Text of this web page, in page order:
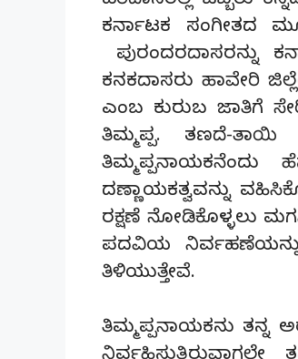
ಕರ್ನಾಟಕ ಸಂಗೀತದ
ಪುರಂದರದಾಸರನ್ನು
ಕನಕದಾಸರು ಹಾವೇರಿ
ಎಂಬ ಕುರುಬ ಜಾತಿಗೆ
ತಿಮ್ಮಪ್ಪ. ತಣದೆ-ತಾಯಿ
ದಣ್ಣಾಯಕತ್ವವನ್ನು
ರಕ್ಷಣೆ ನೋಡಿಕೊಳ್ಳಲು
ಪದವಿಯ ನಿರ್ವಹಣೆಯನ್ನು
ತಿಳಿಯುತ್ತೇವೆ.
ತಿಮ್ಮಪ್ಪನಾಯಕನು ತನ್ನ